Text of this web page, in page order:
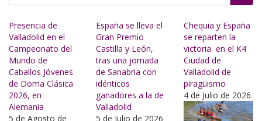
Presencia de
Valladolid en el
Campeonato del
Mundo de
Caballos Jóvenes
de Doma Clásica
2026, en
Alemania
5 de Agosto de
España se lleva el
Gran Premio
Castilla y León,
tras una jornada
de Sanabria con
idénticos
ganadores a la de
Valladolid
5 de Julio de 2026
Chequia y España
se reparten la
victoria en el K4
Ciudad de
Valladolid de
piragüismo
4 de Julio de 2026